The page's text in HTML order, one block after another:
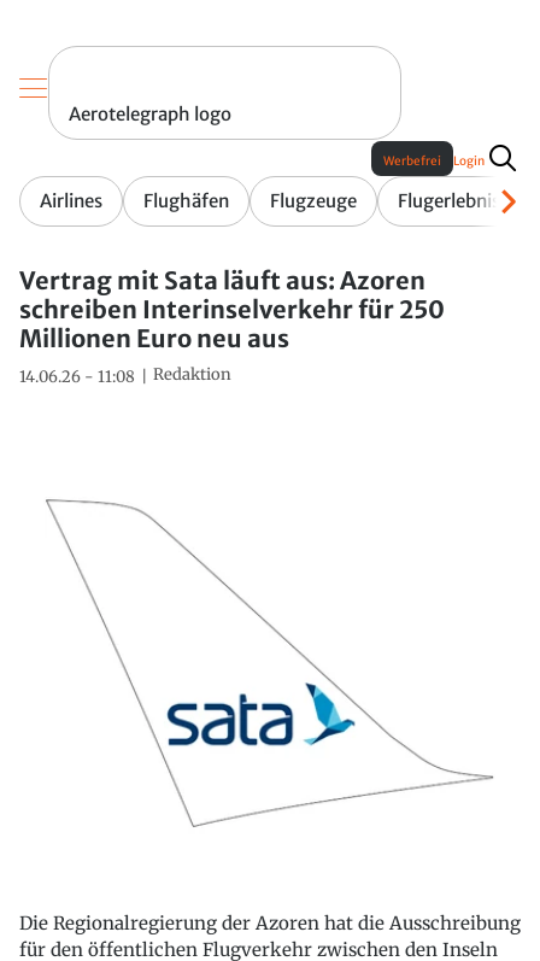
Aerotelegraph logo
Airlines Flughäfen Flugzeuge Flugerlebnis
Werbefrei Login
Vertrag mit Sata läuft aus: Azoren
schreiben Interinselverkehr für 250
Millionen Euro neu aus
14.06.26 - 11:08 Redaktion
Die Regionalregierung der Azoren hat die Ausschreibung
für den öffentlichen Flugverkehr zwischen den Inseln